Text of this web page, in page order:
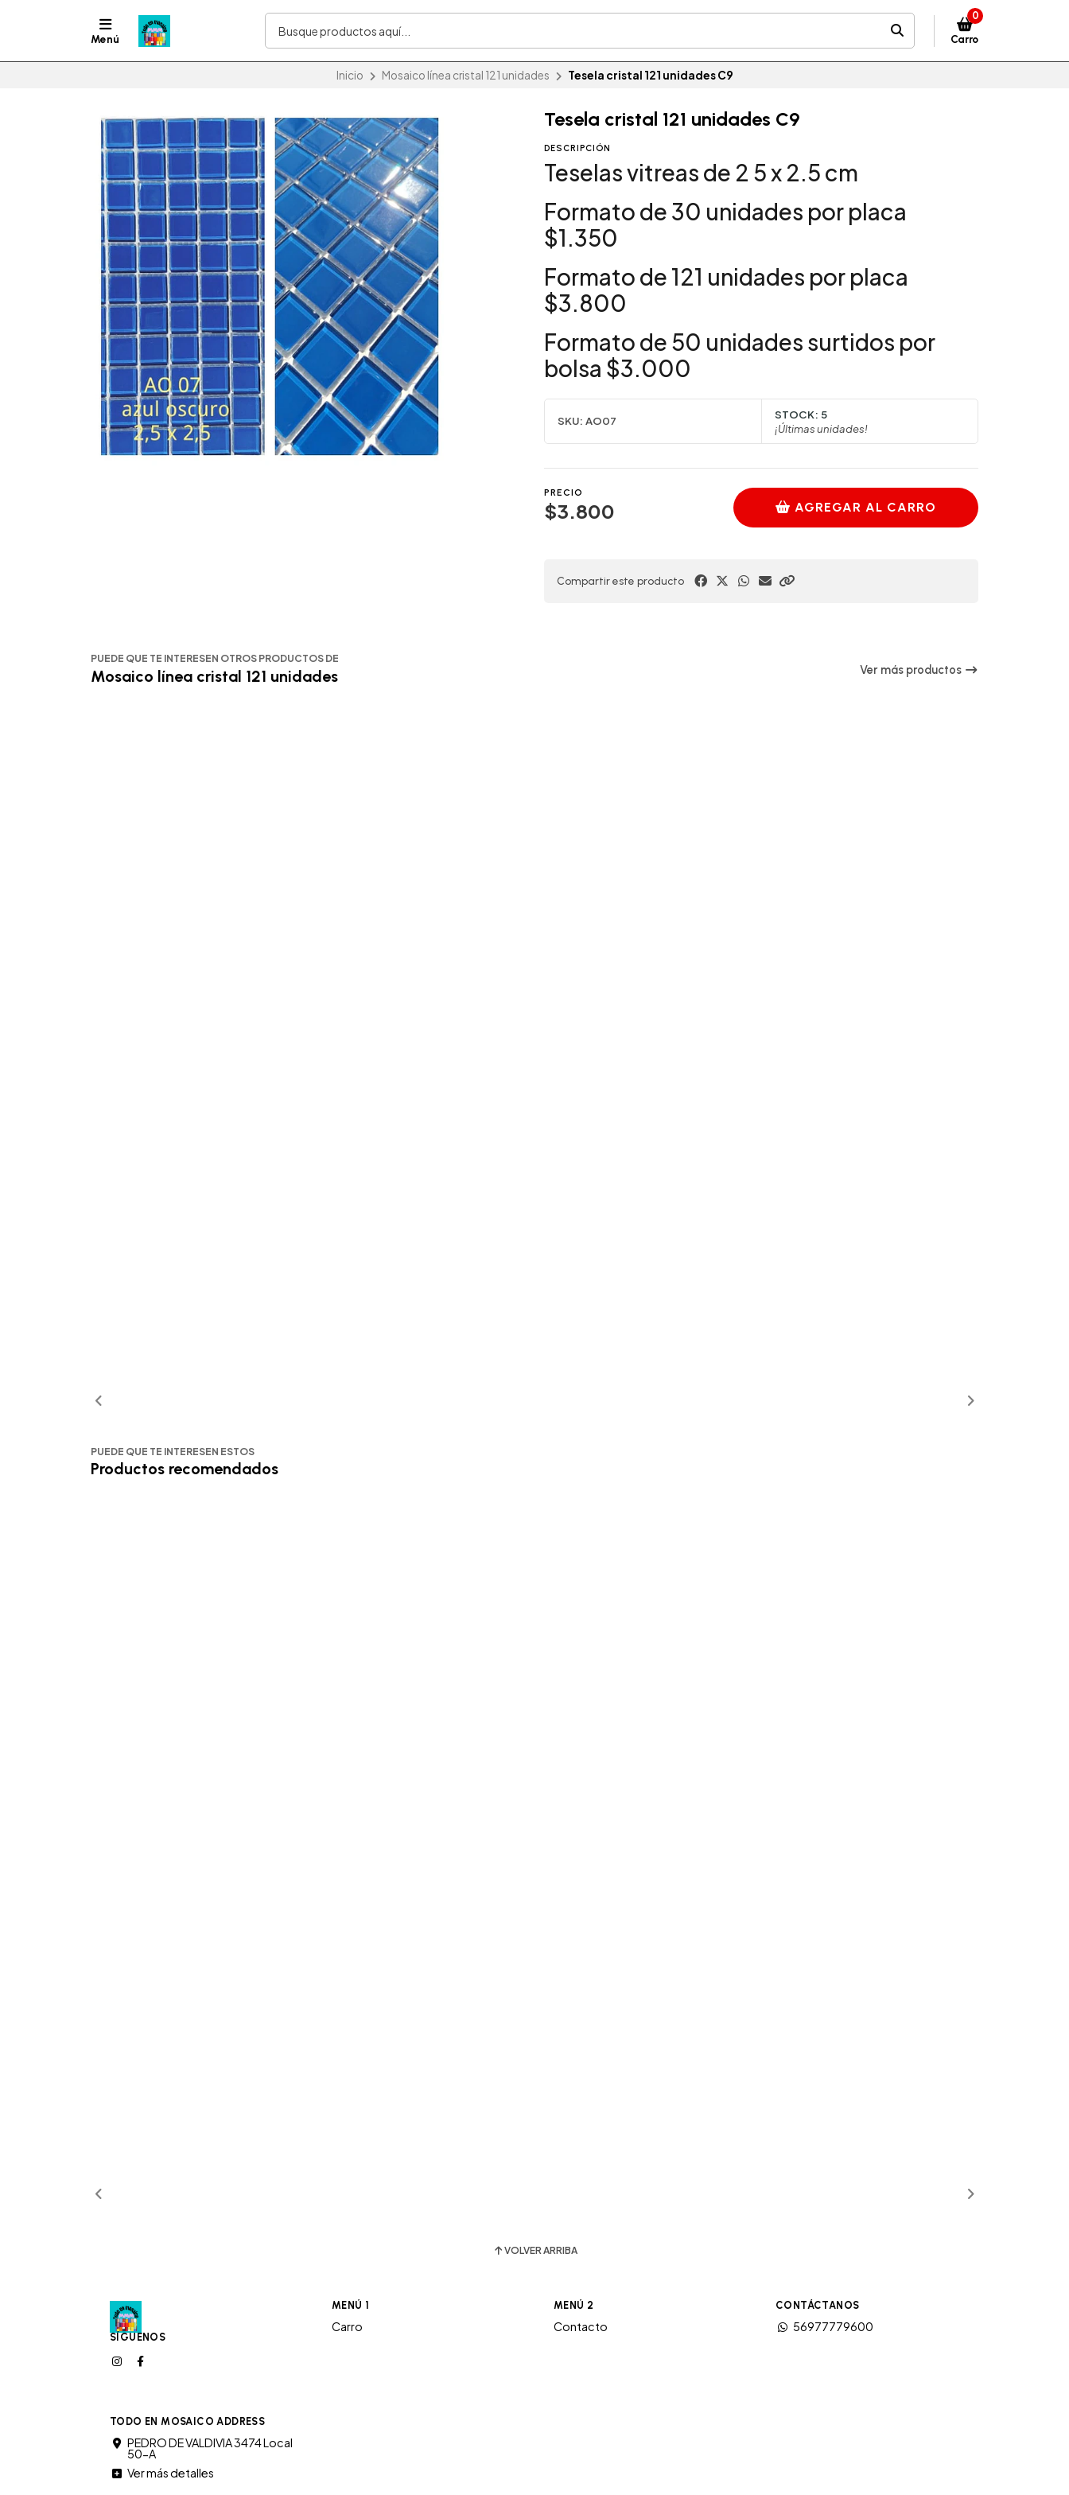
Menú
0
Carro
Inicio Mosaico línea cristal 121 unidades Tesela cristal 121 unidades C9
Tesela cristal 121 unidades C9
DESCRIPCIÓN
Teselas vitreas de 2 5 x 2.5 cm
Formato de 30 unidades por placa
$1.350
Formato de 121 unidades por placa
$3.800
Formato de 50 unidades surtidos por
bolsa $3.000
SKU: AO07 STOCK: 5
¡Últimas unidades!
PRECIO
$3.800 AGREGAR AL CARRO
Compartir este producto
PUEDE QUE TE INTERESEN OTROS PRODUCTOS DE
Mosaico línea cristal 121 unidades Ver más productos
PUEDE QUE TE INTERESEN ESTOS
Productos recomendados
VOLVER ARRIBA
SÍGUENOS
MENÚ 1
Carro
MENÚ 2
Contacto
CONTÁCTANOS
56977779600
TODO EN MOSAICO ADDRESS
PEDRO DE VALDIVIA 3474 Local
50-A
Ver más detalles